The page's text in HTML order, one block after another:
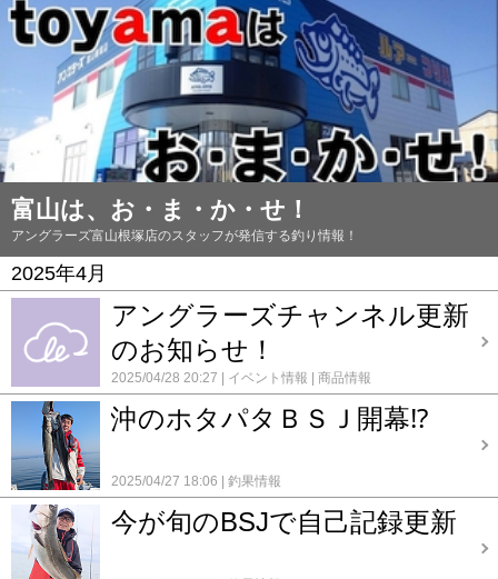
富山は、お・ま・か・せ！
アングラーズ富山根塚店のスタッフが発信する釣り情報！
2025年4月
アングラーズチャンネル更新
のお知らせ！
2025/04/28 20:27 イベント情報 商品情報
沖のホタパタＢＳＪ開幕⁉
2025/04/27 18:06 釣果情報
今が旬のBSJで自己記録更新